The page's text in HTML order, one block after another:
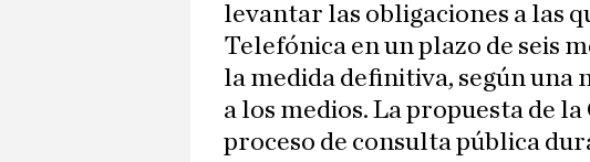
levantar las obligaciones a las
Telefónica en un plazo de seis
la medida definitiva, según
a los medios. La propuesta de
proceso de consulta pública